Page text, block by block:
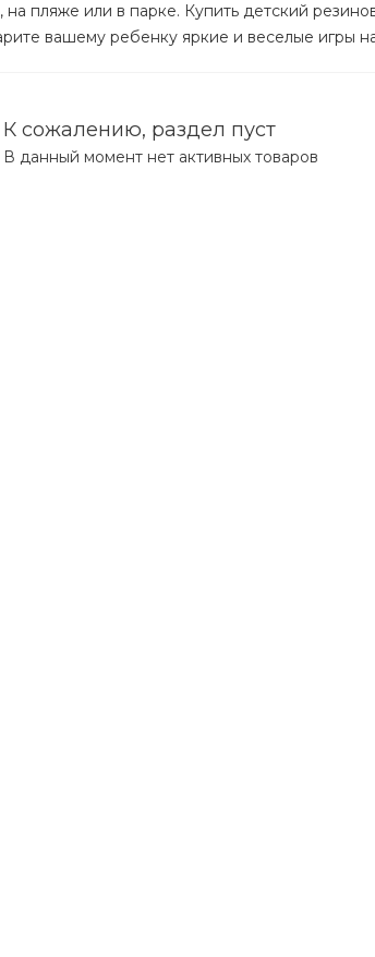
на пляже или в парке. Купить детский
вашему ребенку яркие и веселые игры
К сожалению, раздел пуст
В данный момент нет активных товаров